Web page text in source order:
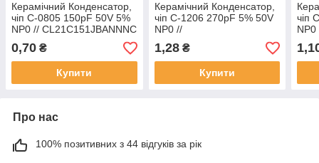
Керамічний Конденсатор,
чіп C-0805 150pF 50V 5%
NP0 // CL21C151JBANNNC
(Samsung)
0,70 ₴
Купити
Керамічний Конденсатор,
чіп C-1206 270pF 5% 50V
NP0 //
CL31C271JBCNNNC
(Samsung)
1,28₴
Купити
чіп
NP0
Про нас
100% позитивних з 44 відгуків за рік